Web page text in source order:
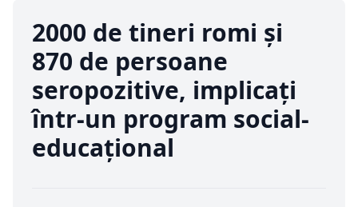
2000 de tineri romi și
870 de persoane
seropozitive, implicați
într-un program social-
educațional